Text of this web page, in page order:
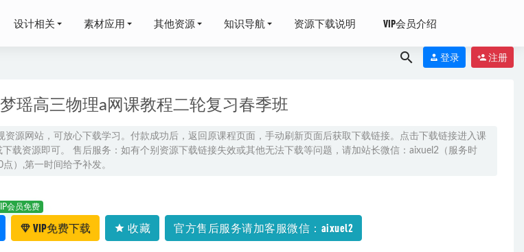
设计相关 素材应用 其他资源 知识导航 资源下载说明 VIP会员介绍
登录 注册
瑶高三物理a网课教程二轮复习春季班
资源网站，可放心下载学习。付款成功后，返回原课程页面，手动刷新页面后获取下载链接。点击下载链接进入课
载资源即可。 售后服务：如有个别资源下载链接失效或其他无法下载等问题，请加站长微信：aixuel2（服务时
）,第一时间给予补发。
会员免费
VIP免费下载 收藏 官方售后服务请加客服微信：aixuel2
复习寒春班 2024-06-15
假班
秋季班
07-30